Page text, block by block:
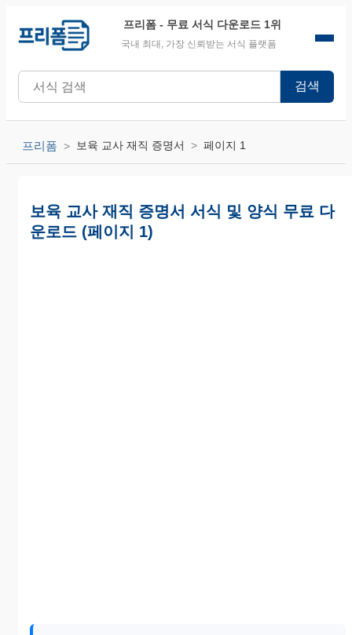
프리폼 - 무료 서식 다운로드 1위
국내 최대, 가장 신뢰받는 서식 플랫폼
검색
프리폼 보육 교사 재직 증명서 페이지 1
보육 교사 재직 증명서 서식 및 양식 무료 다
운로드 (페이지 1)